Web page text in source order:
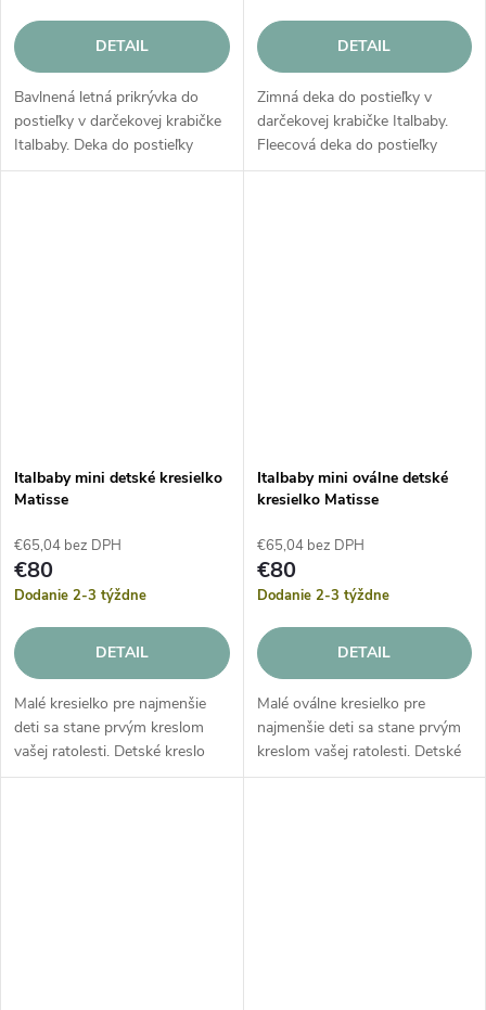
DETAIL
Bavlnená letná prikrývka do
postieľky v darčekovej krabičke
Italbaby. Deka do postieľky
alebo detského kočíka Italbaby
DETAIL
Zimná deka do postieľky v
darčekovej krabičke Italbaby.
Fleecová deka do postieľky
alebo detského kočíka Italbaby
Italbaby mini detské kresielko
Matisse
€65,04 bez DPH
€80
Dodanie 2-3 týždne
DETAIL
Malé kresielko pre najmenšie
deti sa stane prvým kreslom
vašej ratolesti. Detské kreslo
môže slúžiť aj ako rozkošná
Italbaby mini oválne detské
kresielko Matisse
€65,04 bez DPH
€80
Dodanie 2-3 týždne
DETAIL
Malé oválne kresielko pre
najmenšie deti sa stane prvým
kreslom vašej ratolesti. Detské
kreslo môže slúžiť aj ako